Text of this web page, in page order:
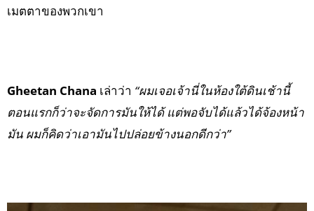
เมตตาของพวกเขา
Gheetan Chana เล่าว่า “ผมเจอเจ้านี่ในห้องใต้ดินเช้านี้
ตอนแรกก็ว่าจะจัดการมันให้ได้ แต่พอจับได้แล้วได้จ้องหน้า
มัน ผมก็คิดว่าเอามันไปปล่อยข้างนอกดีกว่า”